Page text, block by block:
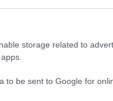
storage related to
to be sent to Google for